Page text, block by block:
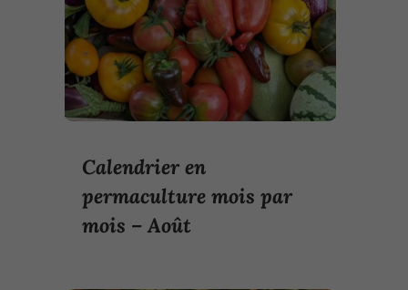
Calendrier en
permaculture mois par
mois – Août